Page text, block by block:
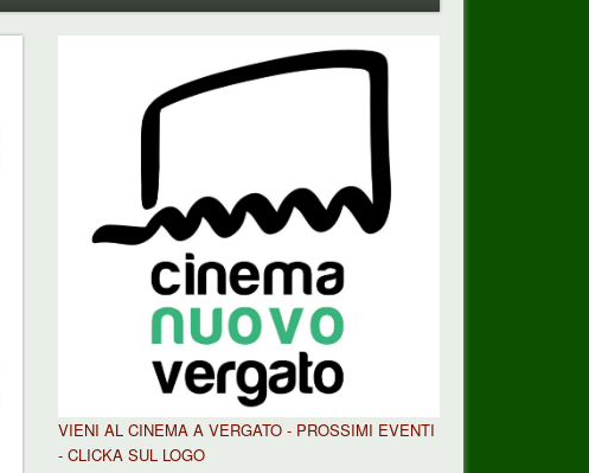
VIENI AL CINEMA A VERGATO - PROSSIMI EVENTI
- CLICKA SUL LOGO